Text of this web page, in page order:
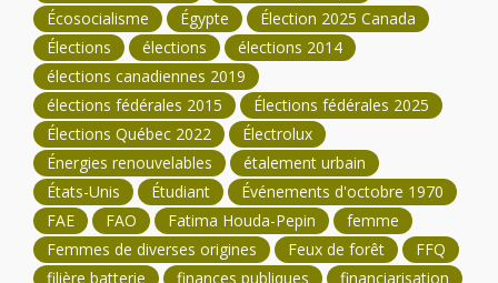
Écosocialisme
Égypte
Élection 2025 Canada
Élections
élections
élections 2014
élections canadiennes 2019
élections fédérales 2015
Élections fédérales 2025
Élections Québec 2022
Électrolux
Énergies renouvelables
étalement urbain
États-Unis
Étudiant
Événements d'octobre 1970
FAE
FAO Fatima Houda-Pepin
femme
Femmes de diverses origines
Feux de forêt
FFQ
filière batterie
finances publiques
financiarisation